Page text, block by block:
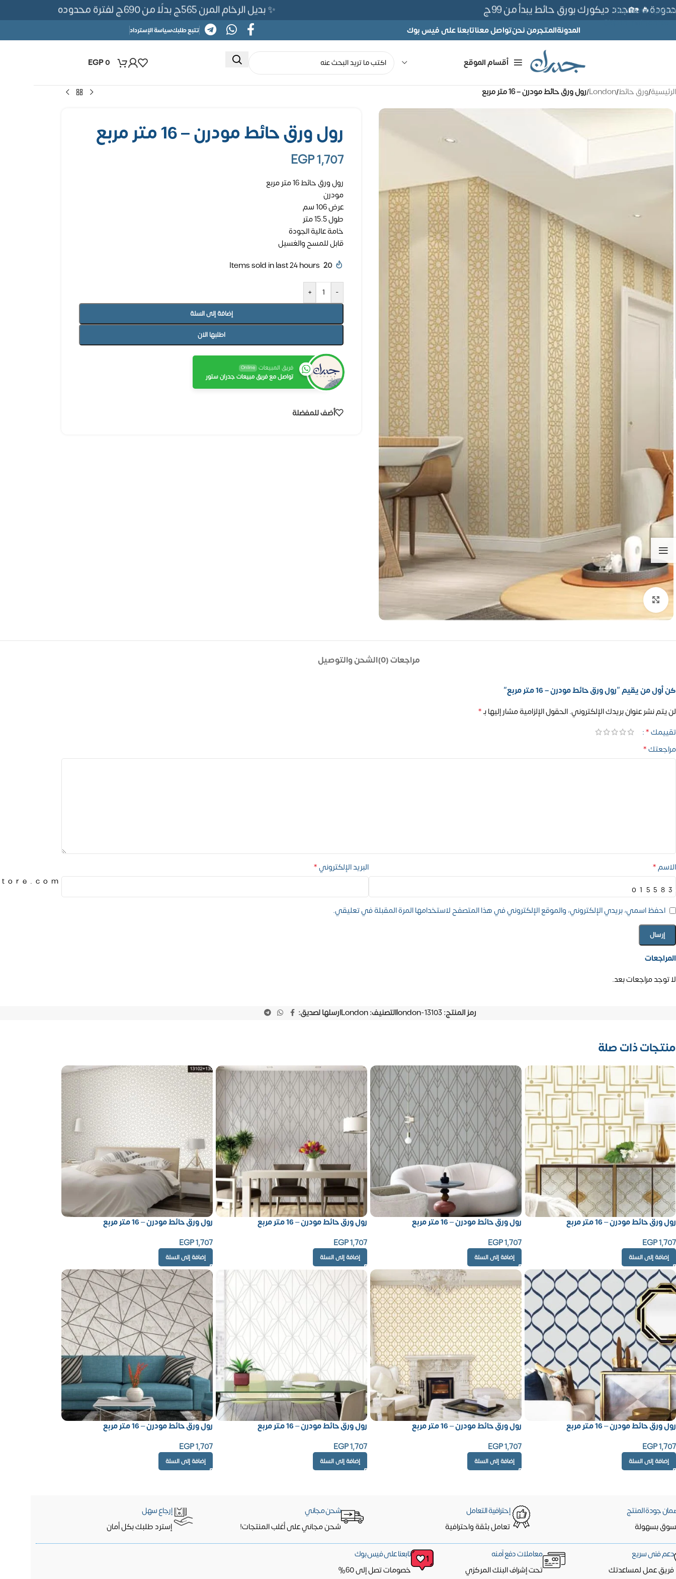
Skip to navigation
Skip to main content
✨ بديل الرخام المرن 565ج بدلًا من 690ج لفترة محدوده 🏡جدد ديكورك بورق حائط يبدأ من 99ج
المدونةالمتجرمن نحنتواصل معناتابعنا على فيس بوك تتبع طلبكسياسة الإسترداد
أقسام الموقع EGP0
الرئيسية/ورق حائط/
London
/رول ورق حائط مودرن – 16 متر مربع
رول ورق حائط مودرن – 16 متر مربع
EGP1,707
رول ورق حائط 16 متر مربع
مودرن
عرض 106 سم
طول 15.5 متر
خامة عالية الجودة
قابل للمسح والغسيل
20
Items sold in last 24 hours
-
+
إضافة إلى السلة
اطلبها الان
فريق المبيعات Online
تواصل مع فريق مبيعات جدران ستور
أضف للمفضلة
مراجعات (0) الشحن والتوصيل
المراجعات
لا توجد مراجعات بعد.
كن أول من يقيم “رول ورق حائط مودرن – 16 متر مربع”
لن يتم نشر عنوان بريدك الإلكتروني.الحقول الإلزامية مشار إليها بـ*
تقييمك*
مراجعتك*
الاسم* البريد الإلكتروني*
احفظ اسمي، بريدي الإلكتروني، والموقع الإلكتروني في هذا المتصفح لاستخدامها المرة المقبلة في تعليقي.
رمز المنتج:london-13103التصنيف:Londonارسلها لصديق:
منتجات ذات صلة
رول ورق حائط مودرن – 16 متر مربع
EGP1,707
إضافة إلى السلة
رول ورق حائط مودرن – 16 متر مربع
EGP1,707
إضافة إلى السلة
رول ورق حائط مودرن – 16 متر مربع
EGP1,707
إضافة إلى السلة
رول ورق حائط مودرن – 16 متر مربع
EGP1,707
إضافة إلى السلة
رول ورق حائط مودرن – 16 متر مربع
EGP1,707
إضافة إلى السلة
رول ورق حائط مودرن – 16 متر مربع
EGP1,707
إضافة إلى السلة
رول ورق حائط مودرن – 16 متر مربع
EGP1,707
إضافة إلى السلة
رول ورق حائط مودرن – 16 متر مربع
EGP1,707
إضافة إلى السلة
جودة المنتج
بسهولة
إحترافية التعامل
تعامل بثقة واحترافية
شحن مجاني
شحن مجاني على أغلب المنتجات!
إرجاع سهل
إسترد طلبك بكل أمان
دعم فنى سريع
فريق عمل لمساعدتك
معاملات دفع آمنه
تحت إشراف البنك المركزي
تابعنا على فيس بوك
خصومات تصل إلى 60%